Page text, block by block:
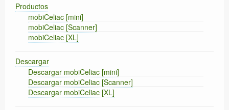
Productos
mobiCeliac [mini]
mobiCeliac [Scanner]
mobiCeliac [XL]
Descargar
Descargar mobiCeliac [mini]
Descargar mobiCeliac [Scanner]
Descargar mobiCeliac [XL]